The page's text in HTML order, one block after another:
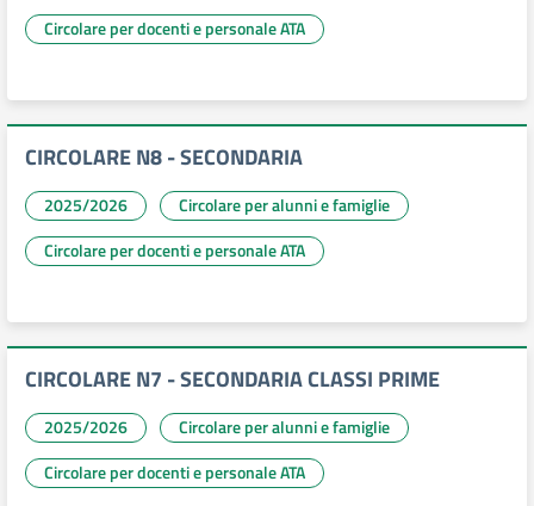
Circolare per docenti e personale ATA
CIRCOLARE N8 - SECONDARIA
2025/2026
Circolare per alunni e famiglie
Circolare per docenti e personale ATA
CIRCOLARE N7 - SECONDARIA CLASSI PRIME
2025/2026
Circolare per alunni e famiglie
Circolare per docenti e personale ATA